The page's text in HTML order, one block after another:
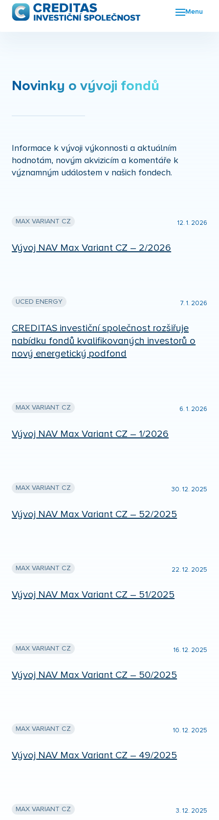
Menu
Novinky o vývoji fondů
Informace k vývoji výkonnosti a aktuálním
hodnotám, novým akvizicím a komentáře k
významným událostem v našich fondech.
MAX VARIANT CZ 12. 1. 2026
Vývoj NAV Max Variant CZ – 2/2026
UCED ENERGY 7. 1. 2026
CREDITAS investiční společnost rozšiřuje
nabídku fondů kvalifikovaných investorů o
nový energetický podfond
MAX VARIANT CZ 6. 1. 2026
Vývoj NAV Max Variant CZ – 1/2026
MAX VARIANT CZ 30. 12. 2025
Vývoj NAV Max Variant CZ – 52/2025
MAX VARIANT CZ 22. 12. 2025
Vývoj NAV Max Variant CZ – 51/2025
MAX VARIANT CZ 16. 12. 2025
Vývoj NAV Max Variant CZ – 50/2025
MAX VARIANT CZ 10. 12. 2025
Vývoj NAV Max Variant CZ – 49/2025
MAX VARIANT CZ 3. 12. 2025